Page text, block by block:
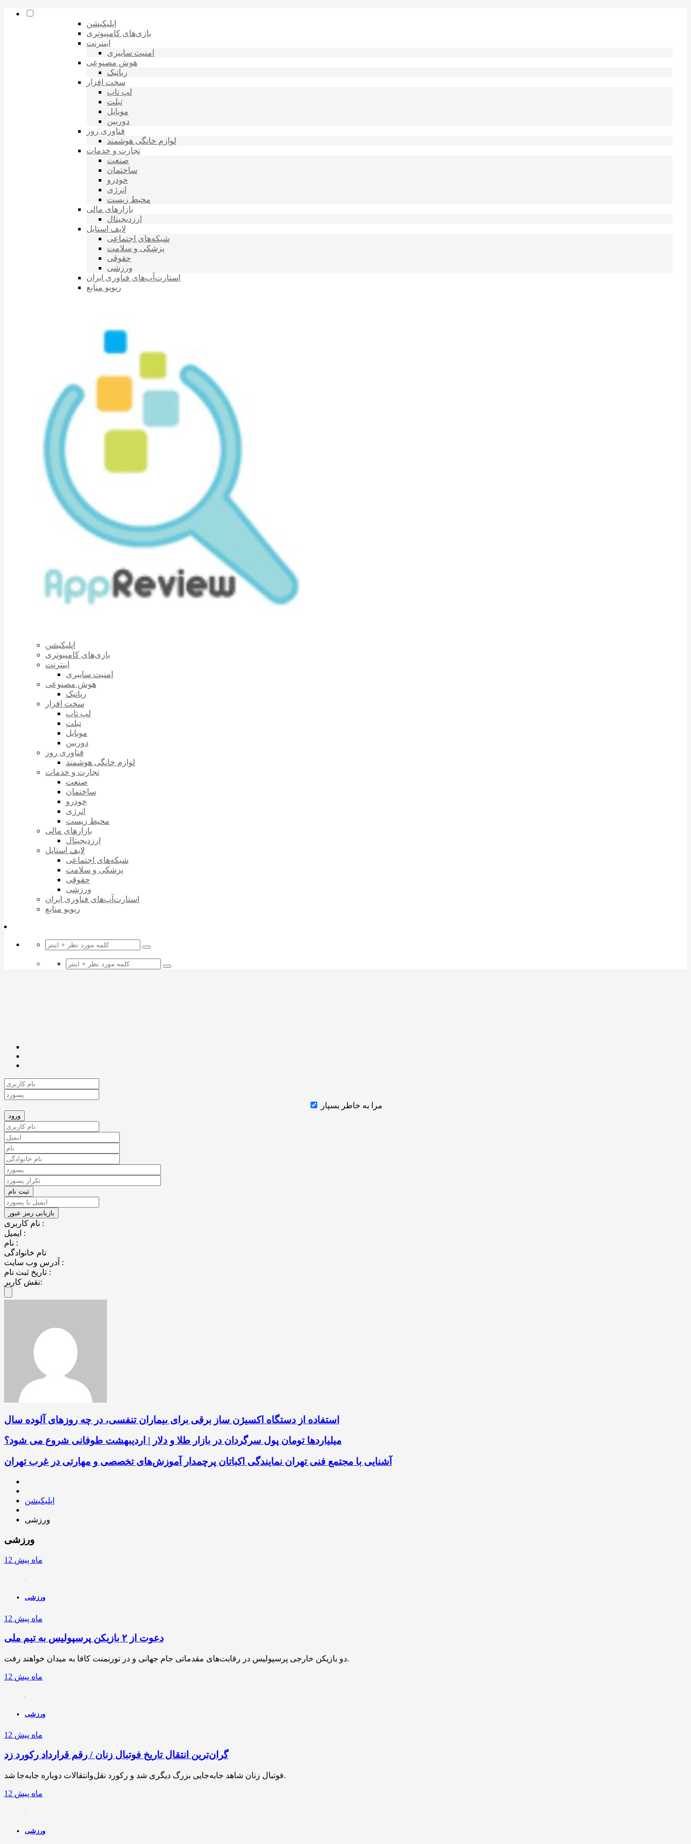
اپلیکیشن
بازی‌های کامپیوتری
اینترنت
امنیت سایبری
هوش مصنوعی
رباتیک
سخت افزار
لپ تاپ
تبلت
موبایل
دوربین
فناوری روز
لوازم خانگی هوشمند
تجارت و خدمات
صنعت
ساختمان
خودرو
انرژی
محیط زیست
بازارهای مالی
ارزدیجیتال
لایف استایل
شبکه‌های اجتماعی
پزشکی و سلامت
حقوقی
ورزشی
استارت‌آپ‌های فناوری ایران
ریویو منابع
اپلیکیشن
بازی‌های کامپیوتری
اینترنت
امنیت سایبری
هوش مصنوعی
رباتیک
سخت افزار
لپ تاپ
تبلت
موبایل
دوربین
فناوری روز
لوازم خانگی هوشمند
تجارت و خدمات
صنعت
ساختمان
خودرو
انرژی
محیط زیست
بازارهای مالی
ارزدیجیتال
لایف استایل
شبکه‌های اجتماعی
پزشکی و سلامت
حقوقی
ورزشی
استارت‌آپ‌های فناوری ایران
ریویو منابع
مرا به خاطر بسپار
نام کاربری :
ایمیل :
نام :
نام خانوادگی
آدرس وب سایت :
تاریخ ثبت نام :
نقش کاربر:
استفاده از دستگاه اکسیژن ساز برقی برای بیماران تنفسی، در چه روزهای آلوده سال
میلیاردها تومان پول سرگردان در بازار طلا و دلار | اردیبهشت طوفانی شروع می شود؟
آشنایی با مجتمع فنی تهران نمایندگی اکباتان پرچمدار آموزش‌های تخصصی و مهارتی در غرب تهران
اپلیکیشن
ورزشی
ورزشی
12 ماه پیش
ورزشی
12 ماه پیش
دعوت از ۲ بازیکن پرسپولیس به تیم ملی
دو بازیکن خارجی پرسپولیس در رقابت‌های مقدماتی جام جهانی و در تورنمنت کافا به میدان خواهند رفت.
12 ماه پیش
ورزشی
12 ماه پیش
گران‌ترین انتقال تاریخ فوتبال زنان / رقم قرارداد رکورد زد
فوتبال زنان شاهد جابه‌جایی بزرگ دیگری شد و رکورد نقل‌وانتقالات دوباره جابه‌جا شد.
12 ماه پیش
ورزشی